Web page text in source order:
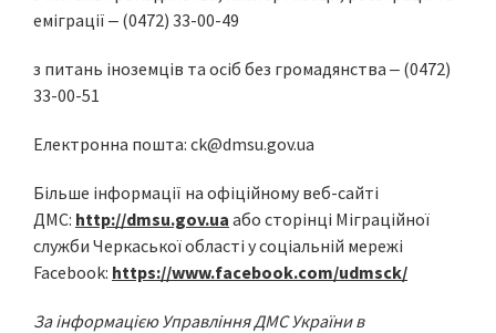
еміграції ‒ (0472) 33-00-49
з питань іноземців та осіб без громадянства ‒ (0472)
33-00-51
Електронна пошта: ck@dmsu.gov.ua
Більше інформації на офіційному веб-сайті
ДМС: http://dmsu.gov.ua або сторінці Міграційної
служби Черкаської області у соціальній мережі
Facebook: https://www.facebook.com/udmsck/
За інформацією УправлінняДМС України в